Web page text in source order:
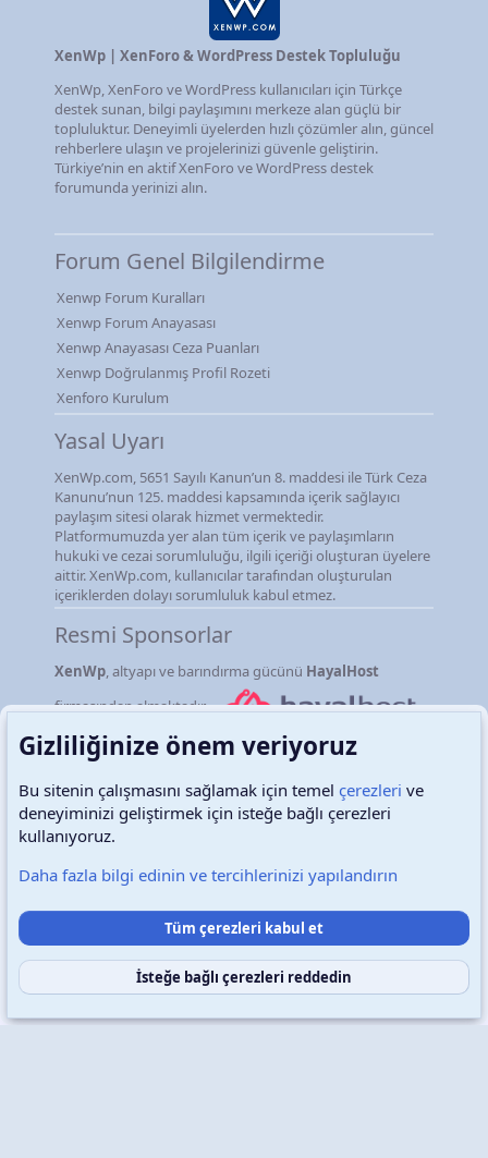
XenWp | XenForo & WordPress Destek Topluluğu
XenWp, XenForo ve WordPress kullanıcıları için Türkçe
destek sunan, bilgi paylaşımını merkeze alan güçlü bir
topluluktur. Deneyimli üyelerden hızlı çözümler alın, güncel
rehberlere ulaşın ve projelerinizi güvenle geliştirin.
Türkiye’nin en aktif XenForo ve WordPress destek
forumunda yerinizi alın.
Forum Genel Bilgilendirme
Xenwp Forum Kuralları
Xenwp Forum Anayasası
Xenwp Anayasası Ceza Puanları
Xenwp Doğrulanmış Profil Rozeti
Xenforo Kurulum
Yasal Uyarı
XenWp.com, 5651 Sayılı Kanun’un 8. maddesi ile Türk Ceza
Kanunu’nun 125. maddesi kapsamında içerik sağlayıcı
paylaşım sitesi olarak hizmet vermektedir.
Platformumuzda yer alan tüm içerik ve paylaşımların
hukuki ve cezai sorumluluğu, ilgili içeriği oluşturan üyelere
aittir. XenWp.com, kullanıcılar tarafından oluşturulan
içeriklerden dolayı sorumluluk kabul etmez.
Resmi Sponsorlar
XenWp, altyapı ve barındırma gücünü HayalHost
firmasından almaktadır.
Türkçe (TR) Çerezler
Destek talepleri Bize ulaşın Şartlar ve kurallar
Gizlilik politikası Yardım Ana sayfa
S
Copyright © 2026 XenWp Telif Hakları Saklıdır
Gizliliğinize önem veriyoruz
Bu sitenin çalışmasını sağlamak için temel çerezleri ve
deneyiminizi geliştirmek için isteğe bağlı çerezleri
kullanıyoruz.
Daha fazla bilgi edinin ve tercihlerinizi yapılandırın
Tüm çerezleri kabul et
İsteğe bağlı çerezleri reddedin